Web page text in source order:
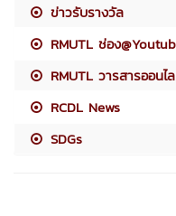
ข่าวรับรางวัล
RMUTL ช่อง
RMUTL วารสารออนไ
RCDL News
SDGs